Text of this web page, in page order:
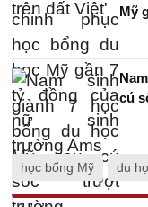
Mỹ
cú
học bổng Mỹ du